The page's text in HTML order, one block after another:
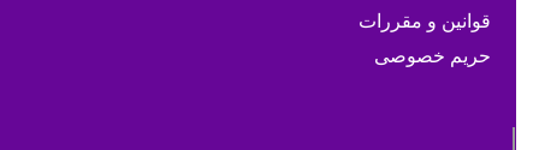
قوانین و مقررات
حریم خصوصی